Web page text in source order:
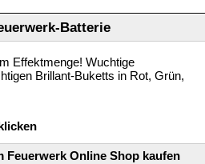
Batterie
Effektmenge! Wuchtige
Brillant-Buketts in Rot, Grün,
Feuerwerk Online Shop kaufen